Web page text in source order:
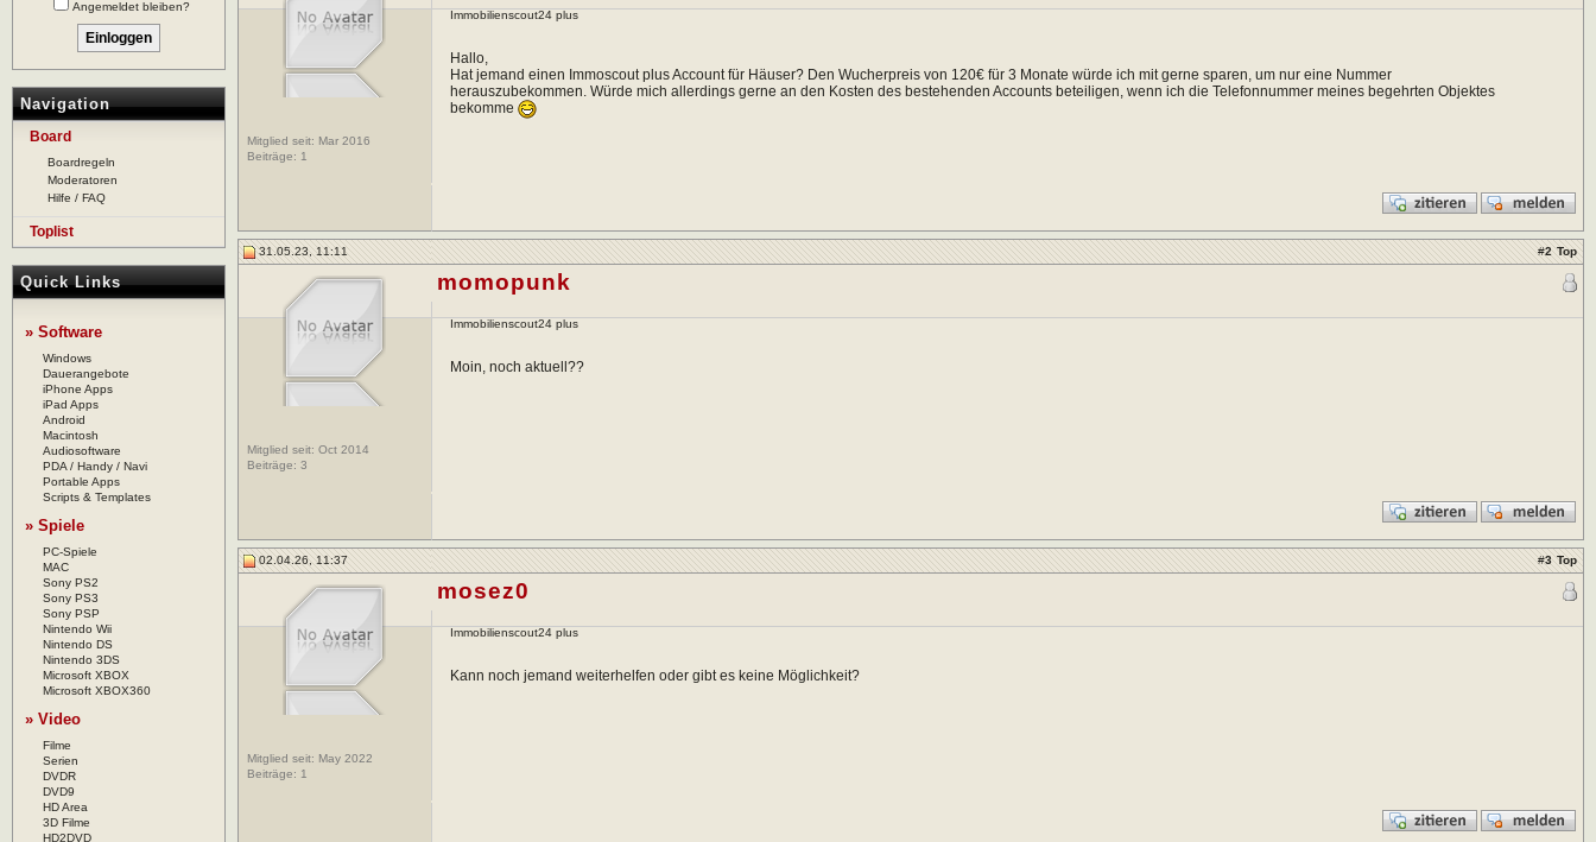
Angemeldet bleiben?
Navigation
Board
Boardregeln
Moderatoren
Hilfe / FAQ
Toplist
Quick Links
» Software
Windows
Dauerangebote
iPhone Apps
iPad Apps
Android
Macintosh
Audiosoftware
PDA / Handy / Navi
Portable Apps
Scripts & Templates
» Spiele
PC-Spiele
MAC
Sony PS2
Sony PS3
Sony PSP
Nintendo Wii
Nintendo DS
Nintendo 3DS
Microsoft XBOX
Microsoft XBOX360
» Video
Filme
Serien
DVDR
DVD9
HD Area
3D Filme
HD2DVD
Mitglied seit: Mar 2016
Beiträge: 1
Immobilienscout24 plus
Hallo,
Hat jemand einen Immoscout plus Account für Häuser? Den Wucherpreis von 120€ für 3 Monate würde ich mit gerne sparen, um nur eine Nummer
herauszubekommen. Würde mich allerdings gerne an den Kosten des bestehenden Accounts beteiligen, wenn ich die Telefonnummer meines begehrten Objektes
bekomme
31.05.23, 11:11 #2 Top
Mitglied seit: Oct 2014
Beiträge: 3
momopunk
Immobilienscout24 plus
Moin, noch aktuell??
02.04.26, 11:37 #3 Top
Mitglied seit: May 2022
Beiträge: 1
mosez0
Immobilienscout24 plus
Kann noch jemand weiterhelfen oder gibt es keine Möglichkeit?